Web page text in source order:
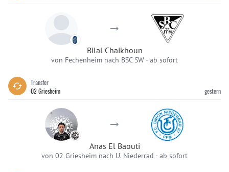
Bilal Chaikhoun
von Fechenheim nach BSC SW-ab sofort
Transfer
02 Griesheim
gestern
Anas El Baouti
von 02 Griesheim nach U. Niederrad -ab sofort